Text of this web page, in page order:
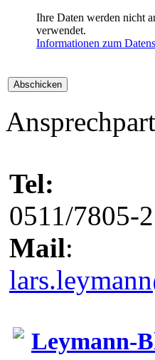
Ihre Daten werden nicht
verwendet.
Informationen zum
Tel:
0511/7805-
Mail:
Leymann-